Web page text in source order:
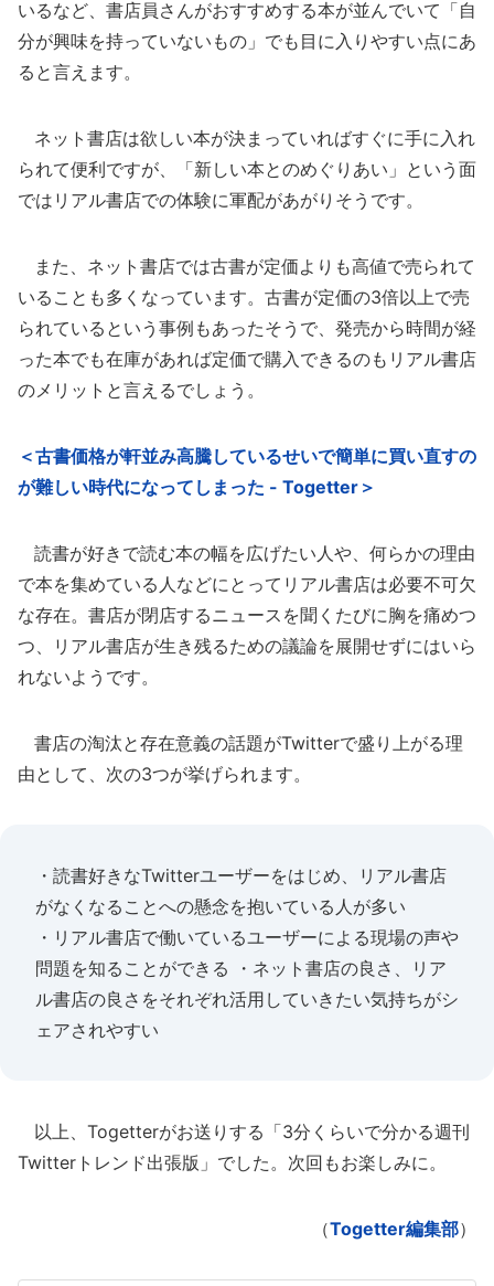
いるなど、書店員さんがおすすめする本が並んでいて「自
分が興味を持っていないもの」でも目に入りやすい点にあ
ると言えます。
ネット書店は欲しい本が決まっていればすぐに手に入れ
られて便利ですが、「新しい本とのめぐりあい」という面
ではリアル書店での体験に軍配があがりそうです。
また、ネット書店では古書が定価よりも高値で売られて
いることも多くなっています。古書が定価の3倍以上で売
られているという事例もあったそうで、発売から時間が経
った本でも在庫があれば定価で購入できるのもリアル書店
のメリットと言えるでしょう。
＜古書価格が軒並み高騰しているせいで簡単に買い直すの
が難しい時代になってしまった - Togetter＞
読書が好きで読む本の幅を広げたい人や、何らかの理由
で本を集めている人などにとってリアル書店は必要不可欠
な存在。書店が閉店するニュースを聞くたびに胸を痛めつ
つ、リアル書店が生き残るための議論を展開せずにはいら
れないようです。
書店の淘汰と存在意義の話題がTwitterで盛り上がる理
由として、次の3つが挙げられます。
・読書好きなTwitterユーザーをはじめ、リアル書店
がなくなることへの懸念を抱いている人が多い
・リアル書店で働いているユーザーによる現場の声や
問題を知ることができる ・ネット書店の良さ、リア
ル書店の良さをそれぞれ活用していきたい気持ちがシ
ェアされやすい
以上、Togetterがお送りする「3分くらいで分かる週刊
Twitterトレンド出張版」でした。次回もお楽しみに。
（Togetter編集部）